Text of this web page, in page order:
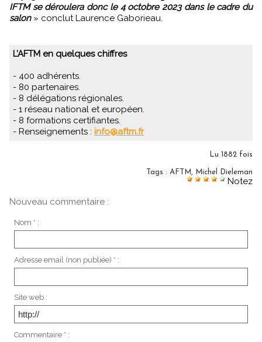
IFTM se déroulera donc le 4 octobre 2023 dans le cadre du
salon» conclut Laurence Gaborieau.
L’AFTM en quelques chiffres
- 400 adhérents.
- 80 partenaires.
- 8 délégations régionales.
- 1 réseau national et européen.
- 8 formations certifiantes.
- Renseignements : info@aftm.fr
Lu 1882 fois
Tags : AFTM, Michel Dieleman
Notez
Nouveau commentaire :
Nom * :
Adresse email (non publiée) * :
Site web :
Commentaire * :